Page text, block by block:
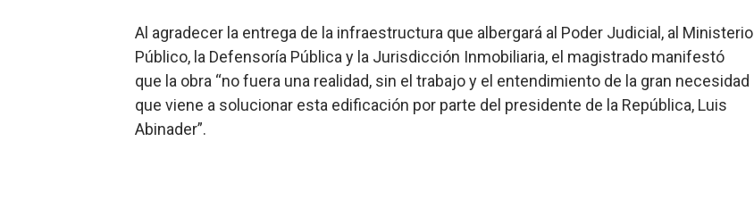
Digecac realizará Primer Festival de Plantas 2026
Al agradecer la entrega de la infraestructura que albergará al Poder Judicial, al Ministerio
Público, la Defensoría Pública y la Jurisdicción Inmobiliaria, el magistrado manifestó
que la obra “no fuera una realidad, sin el trabajo y el entendimiento de la gran necesidad
que viene a solucionar esta edificación por parte del presidente de la República, Luis
Abinader”.